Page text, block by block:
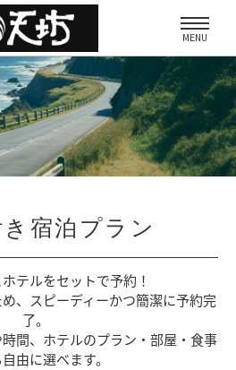
MENU
宿泊プラン
テルをセットで予約！
、
スピーディーかつ簡潔に予約完
了。
間、 ホテルのプラン・部屋・食事
由に選べます。